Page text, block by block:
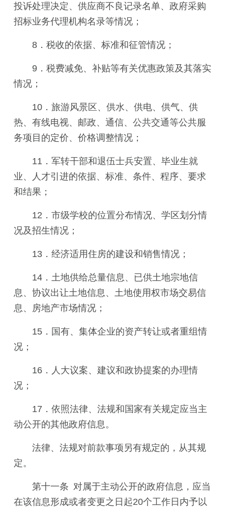
投诉处理决定、供应商不良记录名单、政府采购
招标业务代理机构名录等情况；
8．税收的依据、标准和征管情况；
9．税费减免、补贴等有关优惠政策及其落实
情况；
10．旅游风景区、供水、供电、供气、供
热、有线电视、邮政、通信、公共交通等公共服
务项目的定价、价格调整情况；
11．军转干部和退伍士兵安置、毕业生就
业、人才引进的依据、标准、条件、程序、要求
和结果；
12．市级学校的位置分布情况、学区划分情
况及招生情况；
13．经济适用住房的建设和销售情况；
14．土地供给总量信息、已供土地宗地信
息、协议出让土地信息、土地使用权市场交易信
息、房地产市场情况；
15．国有、集体企业的资产转让或者重组情
况；
16．人大议案、建议和政协提案的办理情
况；
17．依照法律、法规和国家有关规定应当主
动公开的其他政府信息。
法律、法规对前款事项另有规定的，从其规
定。
第十一条 对属于主动公开的政府信息，应当
在该信息形成或者变更之日起20个工作日内予以